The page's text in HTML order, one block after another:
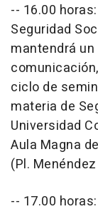
-- 16.00
Seguridad
mantendrá
ciclo de
materia de
Universidad
Aula Magna
(Pl.
-- 17.00